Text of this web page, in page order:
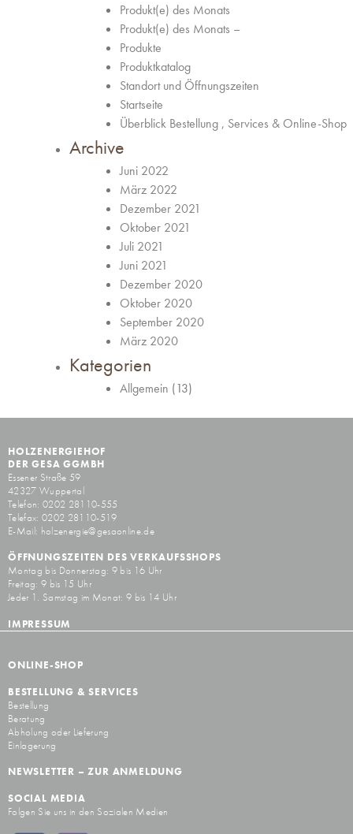
Produkt(e) des Monats
Produkt(e) des Monats –
Produkte
Produktkatalog
Standort und Öffnungszeiten
Startseite
Überblick Bestellung , Services & Online-Shop
Archive
Juni 2022
März 2022
Dezember 2021
Oktober 2021
Juli 2021
Juni 2021
Dezember 2020
Oktober 2020
September 2020
März 2020
Kategorien
Allgemein (13)
HOLZENERGIEHOF
DER GESA GGMBH
Essener Straße 59
42327 Wuppertal
Telefon: 0202 28110-555
Telefax: 0202 28110-519
E-Mail: holzenergie@gesaonline.de
ÖFFNUNGSZEITEN DES VERKAUFSSHOPS
Montag bis Donnerstag: 9 bis 16 Uhr
Freitag: 9 bis 15 Uhr
Jeder 1. Samstag im Monat: 9 bis 14 Uhr
IMPRESSUM
ONLINE-SHOP
BESTELLUNG & SERVICES
Bestellung
Beratung
Abholung oder Lieferung
Einlagerung
NEWSLETTER – ZUR ANMELDUNG
SOCIAL MEDIA
Folgen Sie uns in den Sozialen Medien